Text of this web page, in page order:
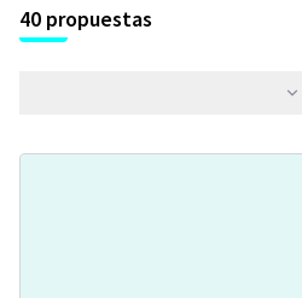
40 propuestas